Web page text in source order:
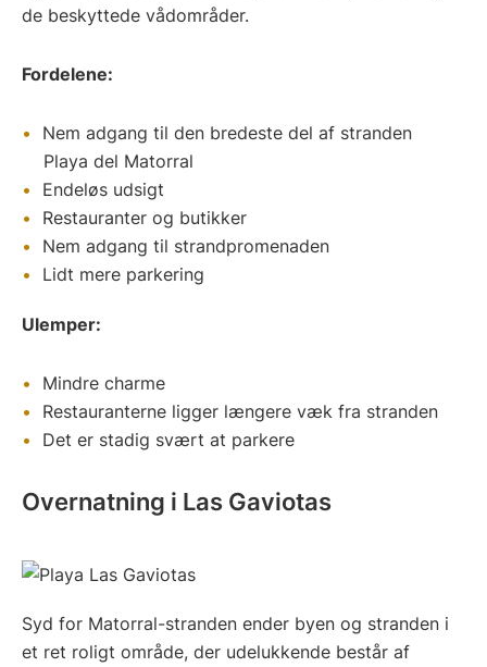
de beskyttede vådområder.
Fordelene:
Nem adgang til den bredeste del af stranden
Playa del Matorral
Endeløs udsigt
Restauranter og butikker
Nem adgang til strandpromenaden
Lidt mere parkering
Ulemper:
Mindre charme
Restauranterne ligger længere væk fra stranden
Det er stadig svært at parkere
Overnatning i Las Gaviotas
Syd for Matorral-stranden ender byen og stranden i
et ret roligt område, der udelukkende består af